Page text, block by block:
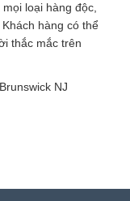
loại hàng độc,
hàng có thể
thắc mắc trên
NJ